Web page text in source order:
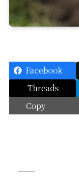
Facebook
Threads
Copy